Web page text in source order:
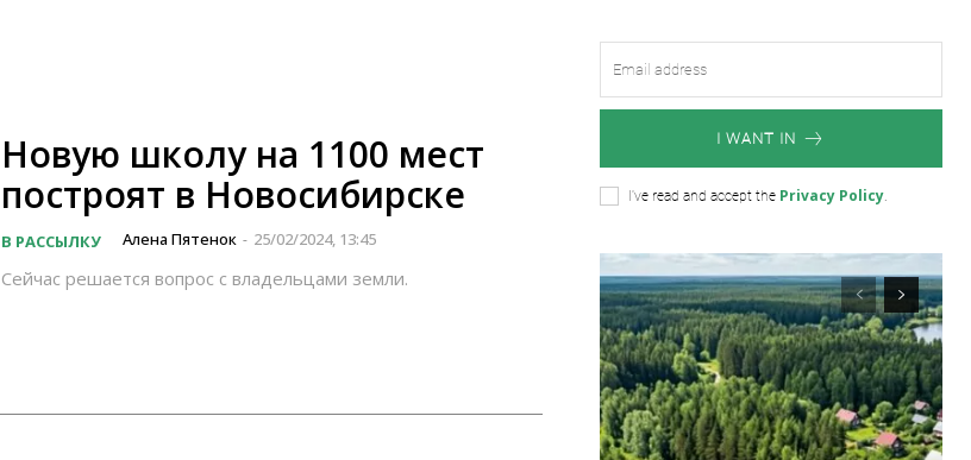
Новую школу на 1100 мест
построят в Новосибирске
В РАССЫЛКУ Алена Пятенок - 25/02/2024, 13:45
Сейчас решается вопрос с владельцами земли.
I WANT IN
I've read and accept the Privacy Policy